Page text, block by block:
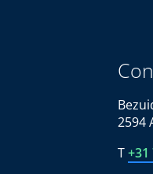
2594
T+31